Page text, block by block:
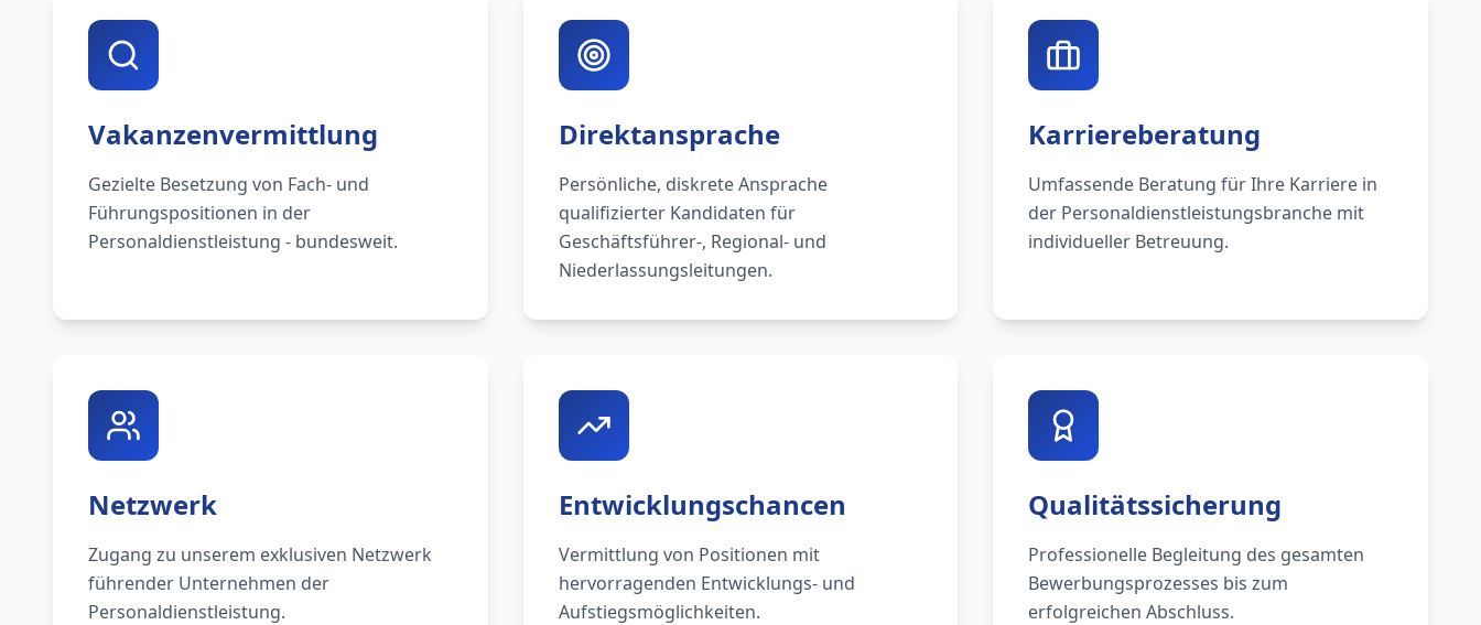
Vakanzenvermittlung
Gezielte Besetzung von Fach- und
Führungspositionen in der
Personaldienstleistung - bundesweit.
Direktansprache
Persönliche, diskrete Ansprache
qualifizierter Kandidaten für
Geschäftsführer-, Regional- und
Niederlassungsleitungen.
Karriereberatung
Umfassende Beratung für Ihre Karriere in
der Personaldienstleistungsbranche mit
individueller Betreuung.
Netzwerk
Zugang zu unserem exklusiven Netzwerk
führender Unternehmen der
Personaldienstleistung.
Entwicklungschancen
Vermittlung von Positionen mit
hervorragenden Entwicklungs- und
Aufstiegsmöglichkeiten.
Qualitätssicherung
Professionelle Begleitung des gesamten
Bewerbungsprozesses bis zum
erfolgreichen Abschluss.